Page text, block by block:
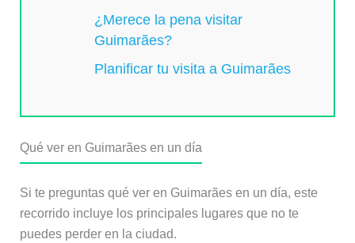
¿Merece la pena visitar
Guimarães?
Planificar tu visita a Guimarães
Qué ver en Guimarães en un día
Si te preguntas qué ver en Guimarães en un día, este
recorrido incluye los principales lugares que no te
puedes perder en la ciudad.